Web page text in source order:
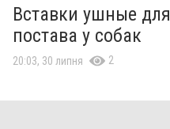
Вставки ушные для
постава у собак
20:03, 30 липня 2